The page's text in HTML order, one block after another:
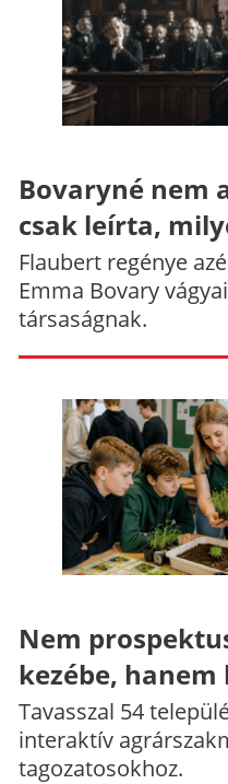
Bovaryné nem
csak leírta,
Flaubert regénye
Emma Bovary
társaságnak.
Nem
kezébe,
Tavasszal 54
interaktív
tagozatosokhoz.